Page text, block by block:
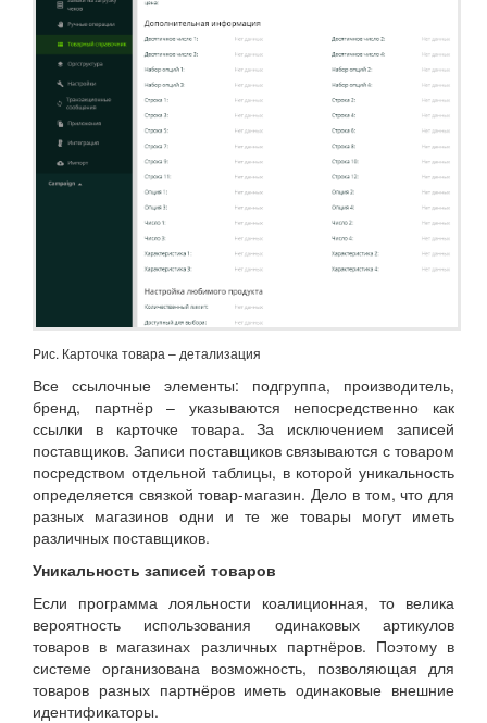
Рис. Карточка товара – детализация
Все ссылочные элементы: подгруппа, производитель,
бренд, партнёр – указываются непосредственно как
ссылки в карточке товара. За исключением записей
поставщиков. Записи поставщиков связываются с товаром
посредством отдельной таблицы, в которой уникальность
определяется связкой товар-магазин. Дело в том, что для
разных магазинов одни и те же товары могут иметь
различных поставщиков.
Уникальность записей товаров
Если программа лояльности коалиционная, то велика
вероятность использования одинаковых артикулов
товаров в магазинах различных партнёров. Поэтому в
системе организована возможность, позволяющая для
товаров разных партнёров иметь одинаковые внешние
идентификаторы.